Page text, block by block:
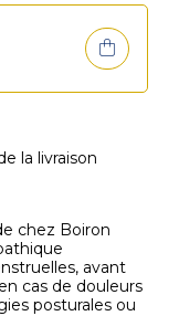
chez Boiron
avant
cas de douleurs
posturales ou
la livraison